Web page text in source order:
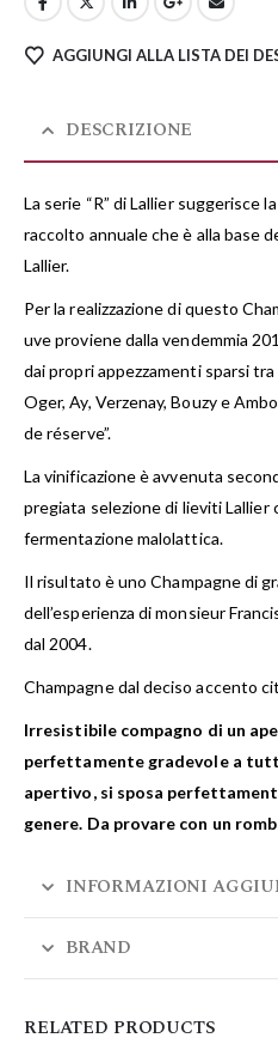
AGGIUNGI ALLA LISTA DEI
DESCRIZIONE
La serie “R” di Lallier suggerisce
raccolto annuale che è alla base
Lallier.
Per la realizzazione di questo
uve proviene dalla vendemmia
dai propri appezzamenti sparsi
Oger, Ay, Verzenay, Bouzy e
de réserve”.
La vinificazione è avvenuta
pregiata selezione di lieviti Lallier
fermentazione malolattica.
Il risultato è uno Champagne di
dell’esperienza di monsieur
dal 2004.
Champagne dal deciso accento
Irresistibile compagno di un
perfettamente gradevole a
apertivo, si sposa
genere. Da provare con un
INFORMAZIONI
BRAND
RELATED PRODUCTS